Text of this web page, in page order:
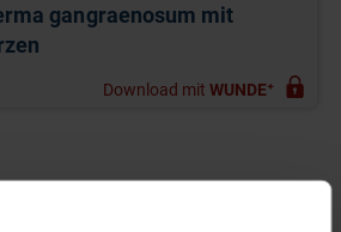
gangraenosum mit
Download mit WUNDE⁺
Wort und Bild: Pyoderma